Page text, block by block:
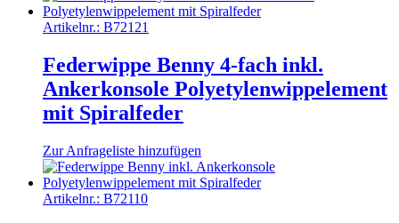
Artikelnr.: B72121
Federwippe Benny 4-fach inkl.
Ankerkonsole Polyetylenwippelement
mit Spiralfeder
Zur Anfrageliste hinzufügen
Artikelnr.: B72110